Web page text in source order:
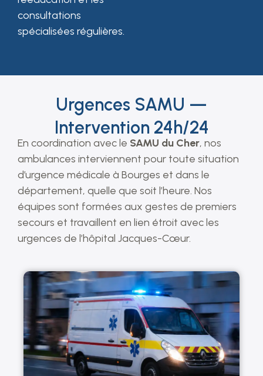
consultations
spécialisées régulières.
Urgences SAMU —
Intervention 24h/24
En coordination avec le SAMU du Cher, nos
ambulances interviennent pour toute situation
d’urgence médicale à Bourges et dans le
département, quelle que soit l’heure. Nos
équipes sont formées aux gestes de premiers
secours et travaillent en lien étroit avec les
urgences de l’hôpital Jacques-Cœur.